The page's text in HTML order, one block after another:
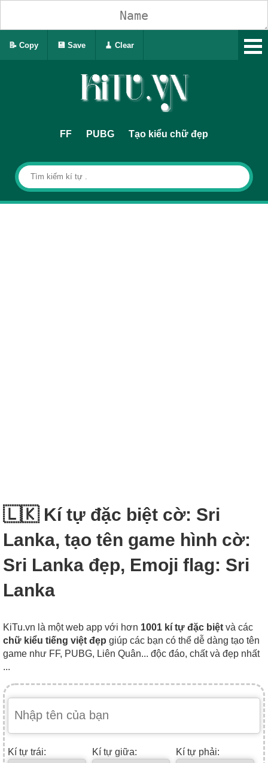
FF PUBG Tạo kiểu chữ đẹp
🇱🇰 Kí tự đặc biệt cờ: Sri
Lanka, tạo tên game hình cờ:
Sri Lanka đẹp, Emoji flag: Sri
Lanka
KiTu.vn là một web app với hơn 1001 kí tự đặc biệt và các
chữ kiểu tiếng việt đẹp giúp các bạn có thể dễ dàng tạo tên
game như FF, PUBG, Liên Quân... độc đáo, chất và đẹp nhất
...
Kí tự trái: Kí tự giữa: Kí tự phải:
📝 Copy 💾 Save 🧹 Clear